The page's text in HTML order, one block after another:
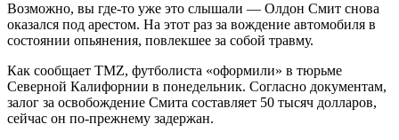
Возможно, вы где-то уже это слышали — Олдон Смит снова
оказался под арестом. На этот раз за вождение автомобиля в
состоянии опьянения, повлекшее за собой травму.
Как сообщает TMZ, футболиста «оформили» в тюрьме
Северной Калифорнии в понедельник. Согласно документам,
залог за освобождение Смита составляет 50 тысяч долларов,
сейчас он по-прежнему задержан.